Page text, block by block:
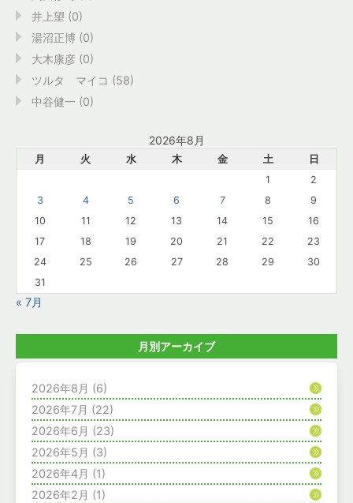
井上望 (0)
湯沼正博 (0)
大木康彦 (0)
ツルタ マイコ (58)
中谷健一 (0)
2026年8月
月 火 水 木 金 土
日
1
2
3
4 5 6 7 8
9
10
11 12 13 14 15
16
17
18 19 20 21 22
23
24
25 26 27 28 29
30
31
« 7月
月別アーカイブ
2026年8月 (6)
2026年7月 (22)
2026年6月 (23)
2026年5月 (3)
2026年4月 (1)
2026年2月 (1)